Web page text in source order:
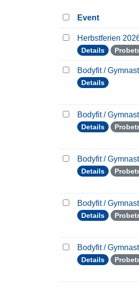
Event
Herbstferien
Details
Bodyfit /
Details
Bodyfit /
Details
Bodyfit /
Details
Bodyfit /
Details
Bodyfit /
Details